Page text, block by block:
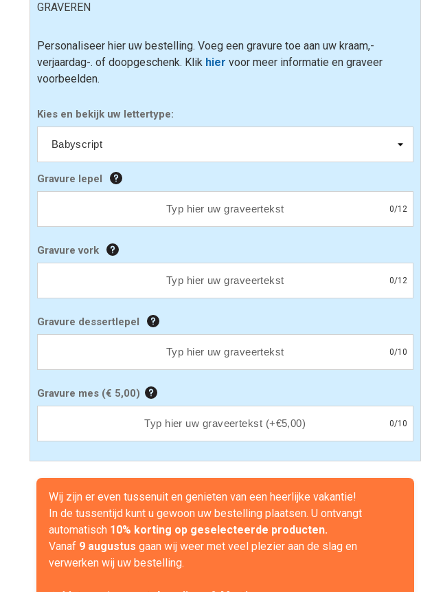
GRAVEREN
Personaliseer hier uw bestelling. Voeg een gravure toe aan uw kraam,-
verjaardag-. of doopgeschenk. Klik hier voor meer informatie en graveer
voorbeelden.
Kies en bekijk uw lettertype:
Gravure lepel
0/12
Gravure vork
0/12
Gravure dessertlepel
0/10
Gravure mes (€ 5,00)
0/10
Wij zijn er even tussenuit en genieten van een heerlijke vakantie!
In de tussentijd kunt u gewoon uw bestelling plaatsen. U ontvangt
automatisch 10% korting op geselecteerde producten.
Vanaf 9 augustus gaan wij weer met veel plezier aan de slag en
verwerken wij uw bestelling.